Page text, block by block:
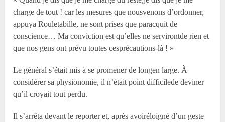
charge de tout ! car les mesures que nousvenons d’ordonner,
appuya Rouletabille, ne sont prises que paracquit de
conscience… Ma conviction est qu’elles ne servirontde rien et
que nos gens ont prévu toutes cesprécautions-là ! »
Le général s’était mis à se promener de longen large. À
considérer sa physionomie, il n’était point difficilede deviner
qu’il croyait tout perdu.
Il s’arrêta devant le reporter et, après avoiréloigné d’un geste